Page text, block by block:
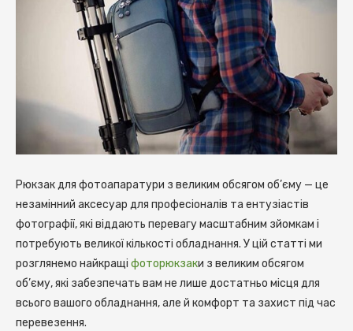
Рюкзак для фотоапаратури з великим обсягом об’єму — це
незамінний аксесуар для професіоналів та ентузіастів
фотографії, які віддають перевагу масштабним зйомкам і
потребують великої кількості обладнання. У цій статті ми
розглянемо найкращі фоторюкзаки з великим обсягом
об’єму, які забезпечать вам не лише достатньо місця для
всього вашого обладнання, але й комфорт та захист під час
перевезення.